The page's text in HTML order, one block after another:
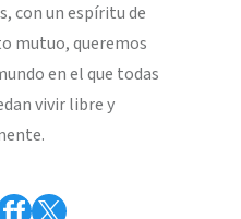
con un espíritu de
mutuo, queremos
en el que todas
vivir libre y